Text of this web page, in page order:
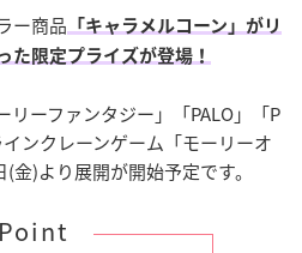
ー商品 「キャラメルコーン」がリ
た限定プライズが登場！
リーファンタジー」「PALO」「P
インクレーンゲーム「モーリーオ
金)より展開が開始予定です。
Point